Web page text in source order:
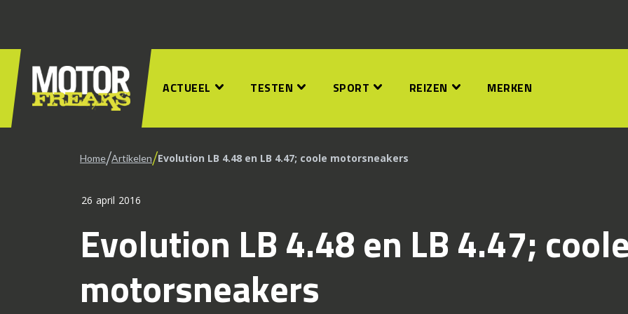
ACTUEEL TESTEN SPORT REIZEN MERKEN
Home/Artikelen/Evolution LB 4.48 en LB 4.47; coole motorsneakers
26 april 2016
Evolution LB 4.48 en LB 4.47; coole
motorsneakers